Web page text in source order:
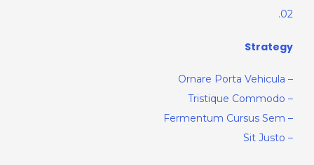
02.
Strategy
– Ornare Porta Vehicula
– Tristique Commodo
– Fermentum Cursus Sem
– Sit Justo